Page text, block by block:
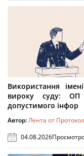
Використання
вироку суду:
допустимого інфор
Автор:Лента от
04.08.2026